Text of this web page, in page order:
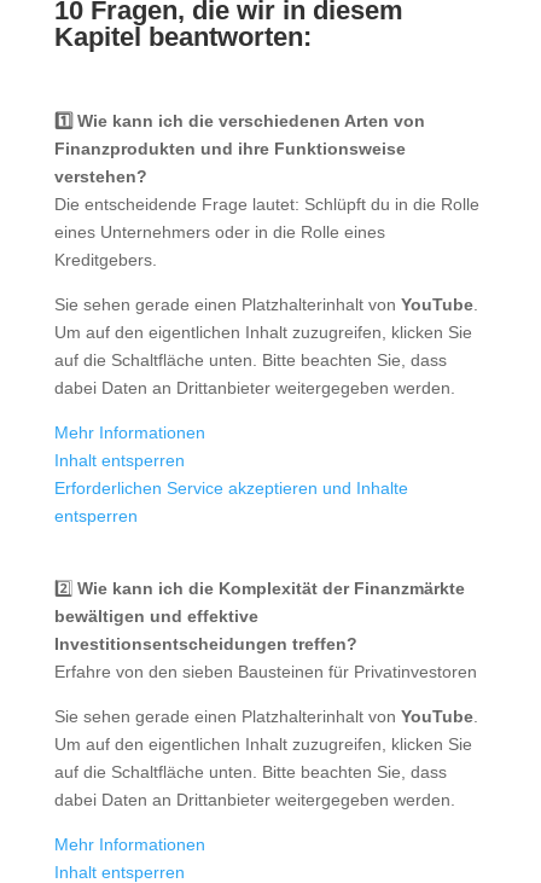
10 Fragen, die wir in diesem
Kapitel beantworten:
1️⃣ Wie kann ich die verschiedenen Arten von
Finanzprodukten und ihre Funktionsweise
verstehen?
Die entscheidende Frage lautet: Schlüpft du in die Rolle
eines Unternehmers oder in die Rolle eines
Kreditgebers.
Sie sehen gerade einen Platzhalterinhalt von YouTube.
Um auf den eigentlichen Inhalt zuzugreifen, klicken Sie
auf die Schaltfläche unten. Bitte beachten Sie, dass
dabei Daten an Drittanbieter weitergegeben werden.
Mehr Informationen
Inhalt entsperren
Erforderlichen Service akzeptieren und Inhalte
entsperren
2️⃣ Wie kann ich die Komplexität der Finanzmärkte
bewältigen und effektive
Investitionsentscheidungen treffen?
Erfahre von den sieben Bausteinen für Privatinvestoren
Sie sehen gerade einen Platzhalterinhalt von YouTube.
Um auf den eigentlichen Inhalt zuzugreifen, klicken Sie
auf die Schaltfläche unten. Bitte beachten Sie, dass
dabei Daten an Drittanbieter weitergegeben werden.
Mehr Informationen
Inhalt entsperren